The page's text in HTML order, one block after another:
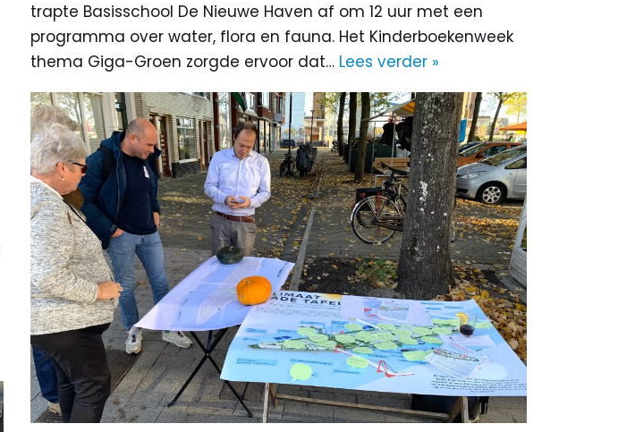
trapte Basisschool De Nieuwe Haven af om 12 uur met een
programma over water, flora en fauna. Het Kinderboekenweek
thema Giga-Groen zorgde ervoor dat… Lees verder »